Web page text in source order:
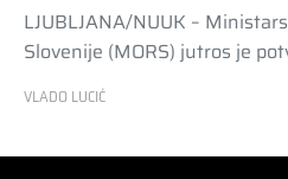
LJUBLJANA/NUUK –
Slovenije (MORS) jutros je
VLADO LUCIĆ